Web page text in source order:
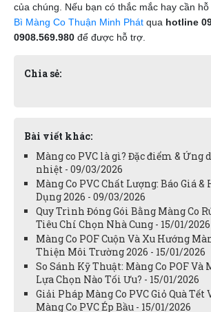
của chúng. Nếu bạn có thắc mắc hay cần
Bì Màng Co Thuận Minh Phát qua hotline
0908.569.980 để được hỗ trợ.
Chia sẻ:
Bài viết khác:
Màng co PVC là gì? Đặc điểm & Ứng
nhiệt - 09/03/2026
Màng Co PVC Chất Lượng: Báo Giá &
Dụng 2026 - 09/03/2026
Quy Trình Đóng Gói Bằng Màng Co
Tiêu Chí Chọn Nhà Cung - 15/01/2026
Màng Co POF Cuộn Và Xu Hướng
Thiện Môi Trường 2026 - 15/01/2026
So Sánh Kỹ Thuật: Màng Co POF Và
Lựa Chọn Nào Tối Ưu? - 15/01/2026
Giải Pháp Màng Co PVC Giỏ Quà Tết
Màng Co PVC Ép Bầu - 15/01/2026